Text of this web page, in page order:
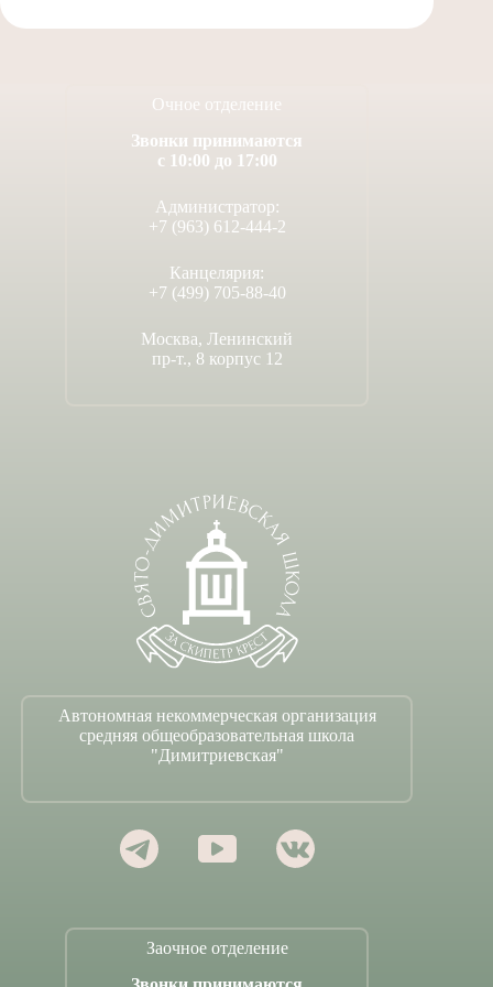
Очное отделение
Звонки принимаются
с 10:00 до 17:00
Администратор:
+7 (963) 612-444-2
Канцелярия:
+7 (499) 705-88-40
Москва, Ленинский
пр-т., 8 корпус 12
Автономная некоммерческая организация
средняя общеобразовательная школа
"Димитриевская"
Заочное отделение